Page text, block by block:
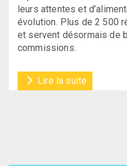
leurs attentes et
évolution. Plus de 2 500
et servent désormais de
commissions.
Lire la suite